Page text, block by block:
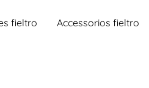
fieltro Accessorios fieltro